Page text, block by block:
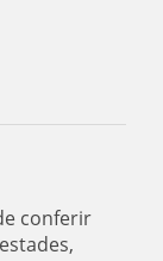
conferir